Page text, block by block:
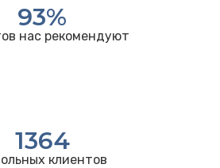
93%
нас рекомендуют
1364
клиентов